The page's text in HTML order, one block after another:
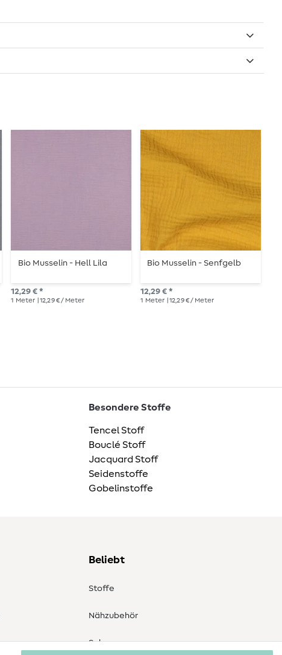
Bio Musselin - Hell Lila
12,29 € *
1 Meter | 12,29 € / Meter
Bio Musselin - Senfgelb
12,29 € *
1 Meter | 12,29 € / Meter
Besondere Stoffe
Tencel Stoff
Bouclé Stoff
Jacquard Stoff
Seidenstoffe
Gobelinstoffe
Beliebt
Stoffe
Nähzubehör
Sale